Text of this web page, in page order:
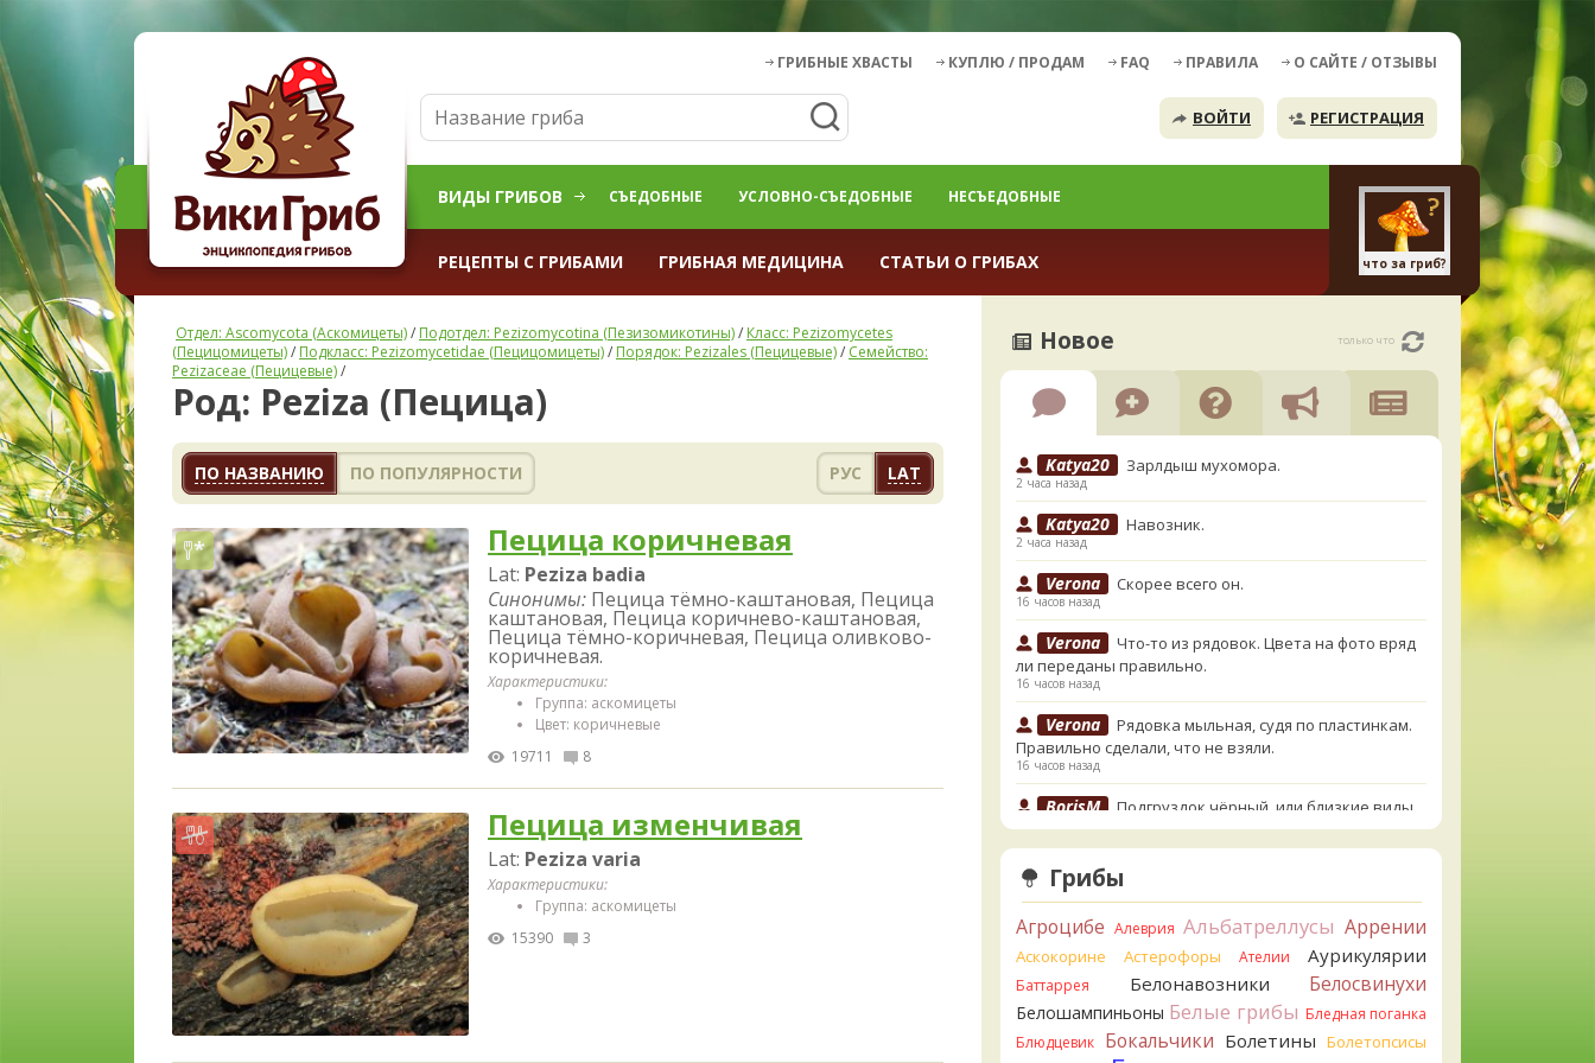
ГРИБНЫЕ ХВАСТЫ КУПЛЮ / ПРОДАМ FAQ ПРАВИЛА О САЙТЕ / ОТЗЫВЫ
ВОЙТИ РЕГИСТРАЦИЯ
ВИДЫ ГРИБОВ СЪЕДОБНЫЕ УСЛОВНО-СЪЕДОБНЫЕ НЕСЪЕДОБНЫЕ
РЕЦЕПТЫ С ГРИБАМИ ГРИБНАЯ МЕДИЦИНА СТАТЬИ О ГРИБАХ что за гриб?
Отдел: Ascomycota (Аскомицеты)/ Подотдел: Pezizomycotina (Пезизомикотины)/ Класс: Pezizomycetes
(Пецицомицеты)/ Подкласс: Pezizomycetidae (Пецицомицеты)/ Порядок: Pezizales (Пецицевые)/ Семейство:
Pezizaceae (Пецицевые)/
Род: Peziza (Пецица)
ПО НАЗВАНИЮ ПО ПОПУЛЯРНОСТИ РУС LAT
Пецица коричневая
Lat: Peziza badia
Синонимы: Пецица тёмно-каштановая, Пецица
каштановая, Пецица коричнево-каштановая,
Пецица тёмно-коричневая, Пецица оливково-
коричневая.
Характеристики:
Группа: аскомицеты
Цвет: коричневые
19711
8
Пецица изменчивая
Lat: Peziza varia
Характеристики:
Группа: аскомицеты
15390
3
Новое только что
Katya20 Зарлдыш мухомора.
2 часа назад
Katya20 Навозник.
2 часа назад
Verona Скорее всего он.
16 часов назад
Verona
Что-то из рядовок. Цвета на фото вряд
ли переданы правильно.
16 часов назад
Verona
Рядовка мыльная, судя по пластинкам.
Правильно сделали, что не взяли.
16 часов назад
BorisM Подгруздок чёрный, или близкие виды
BorisM
грибы.
17 часов назад
Вони не было, но вода и гриб при варке
начали желтеть. Выкинул. Большое спасибо.
18 часов назад
18 часов назад
Грибы
Агроцибе Алеврия Альбатреллусы Аррении
Аскокорине Астерофоры Ателии Аурикулярии
Баттаррея Белонавозники Белосвинухи
Белошампиньоны Белые грибы Бледная поганка
Блюдцевик
Бокальчики Болетины Болетопсисы